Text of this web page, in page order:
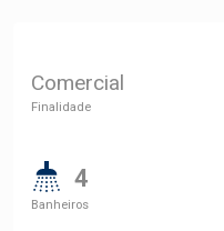
Comercial
Finalidade
4
Banheiros